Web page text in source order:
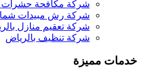
شركة مكافحة حشرات
شركة رش مبيدات
شركة تعقيم منازل
شركة تنظيف بالرياض
خدمات مميزة